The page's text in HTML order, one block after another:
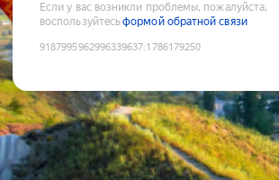
Если у вас возникли проблемы, пожалуйста,
воспользуйтесьформой обратной связи
9187995962996339637:1786179250